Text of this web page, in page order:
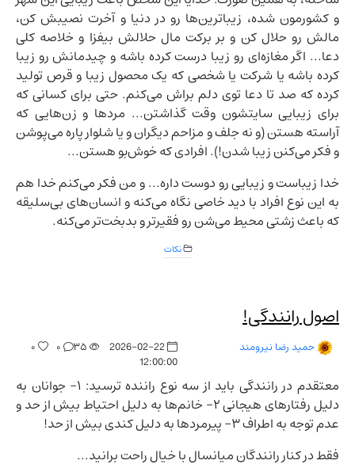
و کشورمون شده، زیباترین‌ها رو در دنیا و آخرت نصیبش کن،
مالش رو حلال کن و بر برکت مال حلالش بیفزا و خلاصه کلی
دعا... اگر مغازه‌ای رو زیبا درست کرده باشه و چیدمانش رو زیبا
کرده باشه یا شرکت یا شخصی که یک محصول زیبا و قرص تولید
کرده که صد تا دعا توی دلم براش می‌کنم. حتی برای کسانی که
برای زیبایی سایتشون وقت گذاشتن... مردها و زن‌هایی که
آراسته هستن (و نه جلف و مزاحم دیگران و یا شلوار پاره می‌پوشن
و فکر می‌کنن زیبا شدن!). افرادی که خوش‌بو هستن...
خدا زیباست و زیبایی رو دوست داره... و من فکر می‌کنم خدا هم
به این نوع افراد با دید خاصی نگاه می‌کنه و انسان‌های بی‌سلیقه
که باعث زشتی محیط می‌شن رو فقیرتر و بدبخت‌تر می‌کنه.
نکات
اصول رانندگی!
حمید رضا نیرومند
2026-02-22
12:00:00
۳۵ ۰ ۰
معتقدم در رانندگی باید از سه نوع راننده ترسید: ۱- جوانان به
دلیل رفتارهای هیجانی ۲- خانم‌ها به دلیل احتیاط بیش از حد و
عدم توجه به اطراف ۳- پیرمردها به دلیل کندی بیش از حد!
فقط در کنار رانندگان میانسال با خیال راحت برانید...